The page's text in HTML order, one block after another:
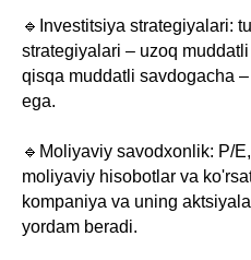
🔹Investitsiya strategiyalari:
strategiyalari – uzoq
qisqa muddatli savdogacha
ega.
🔹Moliyaviy savodxonlik: P/
moliyaviy hisobotlar va
kompaniya va uning
yordam beradi.